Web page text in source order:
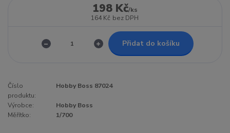
198 Kč/ks
164 Kč bez DPH
Přidat do košíku
Číslo
produktu:
Hobby Boss 87024
Výrobce:
Hobby Boss
Měřítko:
1/700